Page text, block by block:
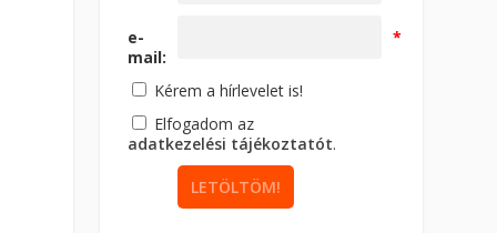
e-
mail:
*
Kérem a hírlevelet is!
Elfogadom az
adatkezelési tájékoztatót.